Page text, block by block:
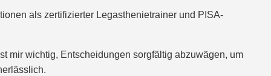
als zertifizierter Legasthenietrainer und PISA-
mir wichtig, Entscheidungen sorgfältig abzuwägen, um